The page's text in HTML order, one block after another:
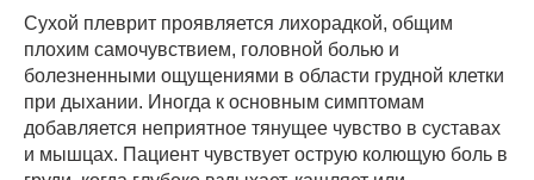
Сухой плеврит проявляется лихорадкой, общим
плохим самочувствием, головной болью и
болезненными ощущениями в области грудной клетки
при дыхании. Иногда к основным симптомам
добавляется неприятное тянущее чувство в суставах
и мышцах. Пациент чувствует острую колющую боль в